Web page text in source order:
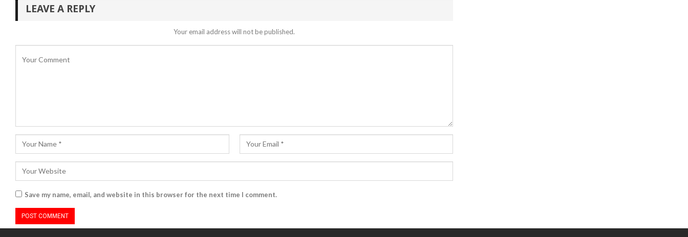
LEAVE A REPLY
Your email address will not be published.
Save my name, email, and website in this browser for the next time I comment.